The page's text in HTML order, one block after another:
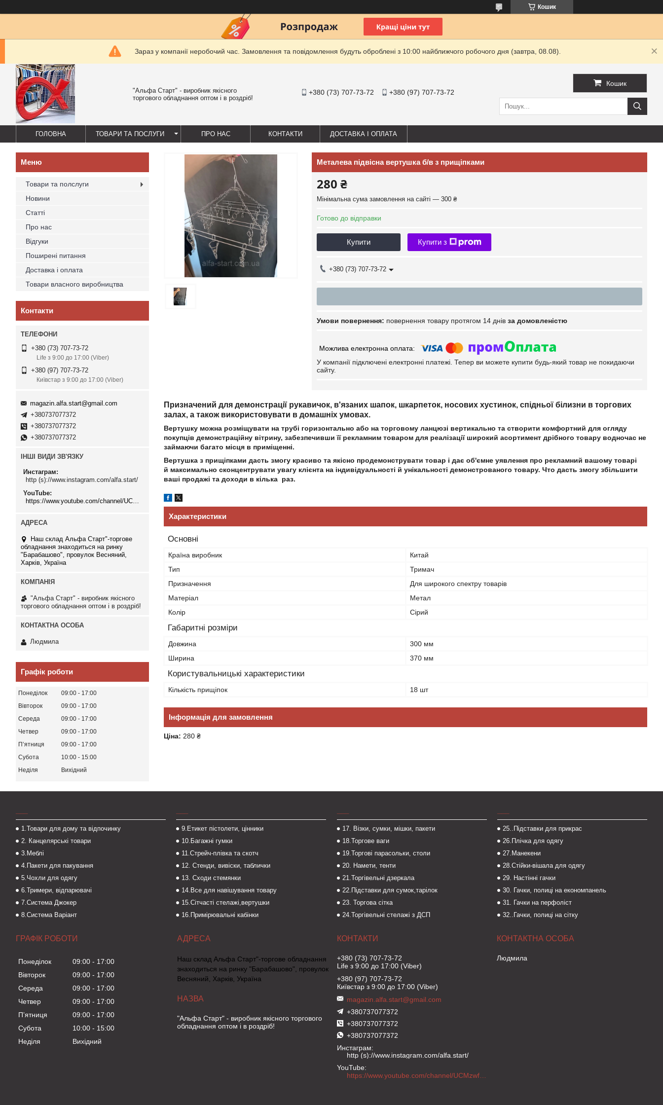
Кошик
Зараз у компанії неробочий час. Замовлення та повідомлення будуть оброблені з 10:00 найближчого робочого дня (завтра, 08.08).
"Альфа Старт" - виробник якісного
торгового обладнання оптом і в роздріб!
+380 (73) 707-73-72 +380 (97) 707-73-72
Кошик
ГОЛОВНА ТОВАРИ ТА ПОСЛУГИ ПРО НАС КОНТАКТИ ДОСТАВКА І ОПЛАТА
Металева підвісна вертушка б/в з прищіпками
280 ₴
Мінімальна сума замовлення на сайті — 300 ₴
Готово до відправки
Купити Купити з
+380 (73) 707-73-72
повернення товару протягом 14 днів за домовленістю
У компанії підключені електронні платежі. Тепер ви можете купити будь-який товар не покидаючи
сайту.
Призначений для демонстрації рукавичок, в'язаних шапок, шкарпеток, носових хустинок, спідньої білизни в торгових
залах, а також використовувати в домашніх умовах.
Вертушку можна розміщувати на трубі горизонтально або на торговому ланцюзі вертикально та створити комфортний для огляду
покупців демонстраційну вітрину, забезпечивши її рекламним товаром для реалізації широкий асортимент дрібного товару водночас не
займаючи багато місця в приміщенні.
Вертушка з прищіпками дасть змогу красиво та якісно продемонструвати товар і дає об'ємне уявлення про рекламний вашому товарі
й максимально сконцентрувати увагу клієнта на індивідуальності й унікальності демонстрованого товару. Что дасть змогу збільшити
ваші продажі та доходи в кілька раз.
Характеристики
Основні
Країна виробник
Китай
Тип
Тримач
Призначення
Для широкого спектру товарів
Матеріал
Метал
Колір
Сірий
Габаритні розміри
Довжина
300 мм
Ширина
370 мм
Користувальницькі характеристики
Кількість прищіпок 18 шт
Інформація для замовлення
Ціна: 280 ₴
Товари та полслуги
Новини
Статті
Про нас
Відгуки
Поширені питання
Доставка і оплата
Товари власного виробництва
Контакти
+380 (73) 707-73-72
Life з 9:00 до 17:00 (Viber)
+380 (97) 707-73-72
Київстар з 9:00 до 17:00 (Viber)
magazin.alfa.start@gmail.com
+380737077372
+380737077372
+380737077372
ІНШІ ВИДИ ЗВ'ЯЗКУ
Инстаграм
http (s)://www.instagram.com/alfa.start/
YouTube
Наш склад Альфа Старт"-торгове
обладнання знаходиться на ринку
"Барабашово", провулок Весняний,
Харків, Україна
"Альфа Старт" - виробник якісного
торгового обладнання оптом і в роздріб!
Людмила
Графік роботи
Понеділок 09:00
17:00
Вівторок
09:00
17:00
Середа
09:00
17:00
Четвер
09:00
17:00
Пʼятниця
09:00
17:00
Субота
10:00
15:00
Неділя
Вихідний
1.Товари для дому та відпочинку
2. Канцелярські товари
3.Меблі
4.Пакети для пакування
5.Чохли для одягу
6.Тримери, відпарювачі
7.Система Джокер
8.Система Варіант
9.Етикет пістолети, цінники
10.Багажні гумки
11.Стрейч-плівка та скотч
12. Стенди, вивіски, таблички
13. Сходи стемянки
14.Все для навішування товару
15.Сітчасті стелажі,вертушки
16.Примірювальні кабінки
17. Візки, сумки, мішки, пакети
18.Торгове ваги
19.Торгові парасольки, столи
20. Намети, тенти
21.Торгівельні дзеркала
22.Підставки для сумок,тарілок
23. Торгова сітка
24.Торгівельні стелажі з ДСП
25..Підставки для прикрас
26.Плічка для одягу
27.Манекени
28.Стійки-вішала для одягу
29. Настінні гачки
30. Гачки, полиці на економпанель
31. Гачки на перфоліст
32..Гачки, полиці на сітку
ГРАФІК РОБОТИ
Понеділок 09:00
17:00
Вівторок
09:00
17:00
Середа
09:00
17:00
Четвер
09:00
17:00
Пʼятниця
09:00
17:00
Субота
10:00
15:00
Неділя
Вихідний
Наш склад Альфа Старт"-торгове обладнання
знаходиться на ринку "Барабашово", провулок
Весняний, Харків, Україна
"Альфа Старт" - виробник якісного торгового
обладнання оптом і в роздріб!
+380 (73) 707-73-72
Life з 9:00 до 17:00 (Viber)
+380 (97) 707-73-72
Київстар з 9:00 до 17:00 (Viber)
magazin.alfa.start@gmail.com
+380737077372
+380737077372
+380737077372
Инстаграм
http (s)://www.instagram.com/alfa.start/
YouTube
https://www.youtube.com/channel/UCMzwfuPdxogFIKF_nELVFNw
Людмила